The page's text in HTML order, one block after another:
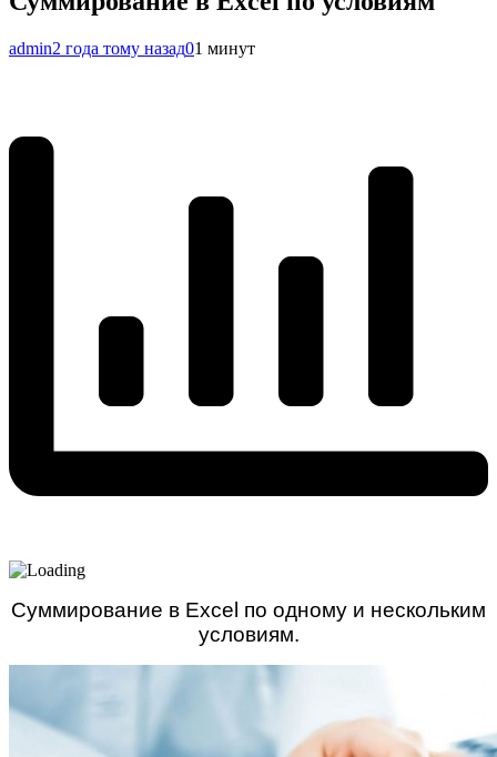
admin2 года тому назад01 минут
Суммирование в Excel по одному и нескольким
условиям.